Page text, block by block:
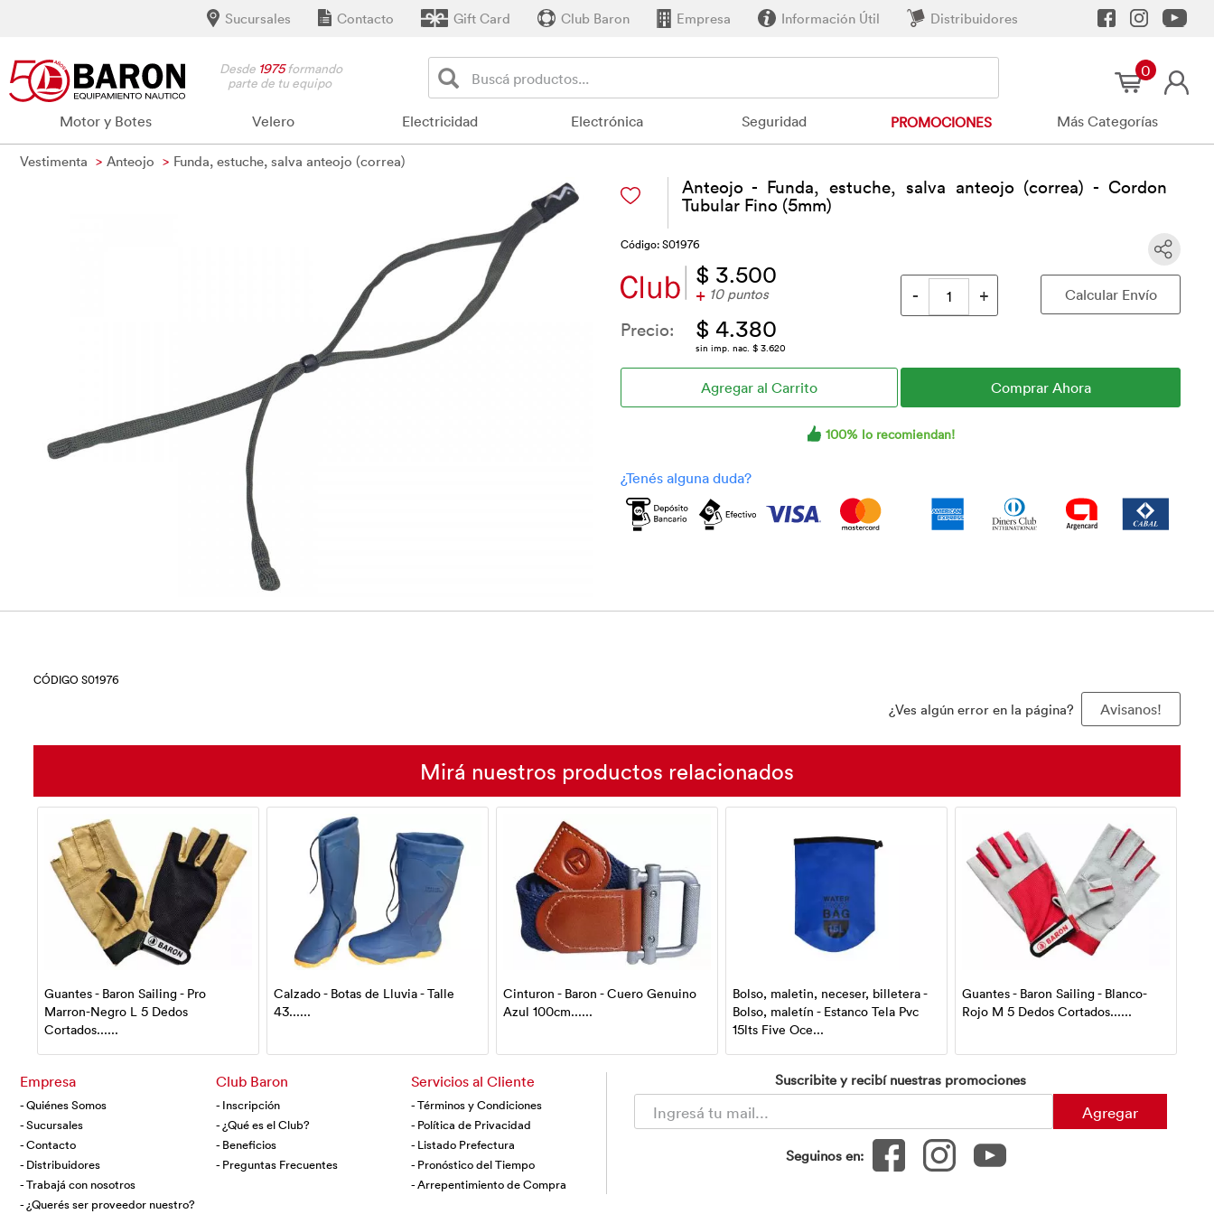
Distribuidores
Información Útil
Empresa
Club Baron
Gift Card
Contacto
Sucursales
Desde 1975formando
parte de tu equipo
0
Motor y Botes Velero Electricidad Electrónica Seguridad PROMOCIONES Más Categorías
Vestimenta Anteojo Funda, estuche, salva anteojo (correa)
Anteojo - Funda, estuche, salva anteojo (correa) - Cordon
Tubular Fino (5mm)
Código: S01976
$ 3.500
+ 10 puntos
Precio: $ 4.380
sin imp. nac. $ 3.620
100% lo recomiendan!
CÓDIGO S01976
¿Ves algún error en la página? Avisanos!
Mirá nuestros productos relacionados
Guantes - Baron Sailing - Pro
Marron-Negro L 5 Dedos
Cortados......
Calzado - Botas de Lluvia - Talle
43......
Cinturon - Baron - Cuero Genuino
Azul 100cm......
Bolso, maletin, neceser, billetera -
Bolso, maletín - Estanco Tela Pvc
15lts Five Oce...
Guantes - Baron Sailing - Blanco-
Rojo M 5 Dedos Cortados......
Empresa
- Quiénes Somos
- Sucursales
- Contacto
- Distribuidores
- Trabajá con nosotros
- ¿Querés ser proveedor nuestro?
Club Baron
- Inscripción
- ¿Qué es el Club?
- Beneficios
- Preguntas Frecuentes
Servicios al Cliente
- Términos y Condiciones
- Política de Privacidad
- Listado Prefectura
- Pronóstico del Tiempo
- Arrepentimiento de Compra
Suscribite y recibí nuestras promociones
Agregar
Seguinos en: